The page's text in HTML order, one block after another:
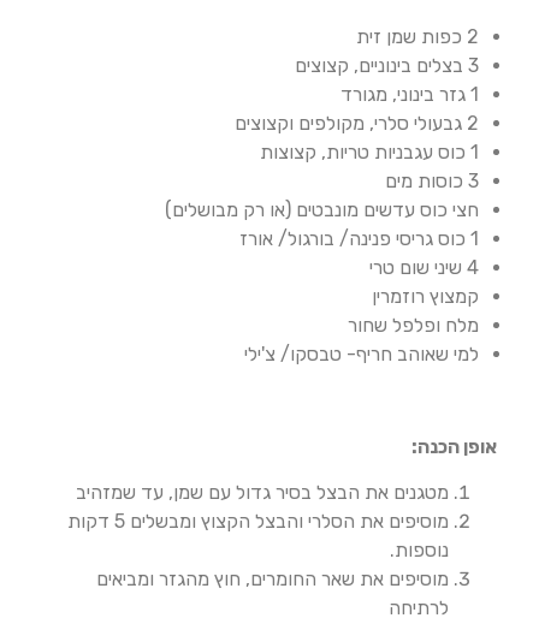
2 כפות שמן זית
3 בצלים בינוניים, קצוצים
1 גזר בינוני, מגורד
2 גבעולי סלרי, מקולפים וקצוצים
1 כוס עגבניות טריות, קצוצות
3 כוסות מים
חצי כוס עדשים מונבטים (או רק מבושלים)
1 כוס גריסי פנינה/ בורגול/ אורז
4 שיני שום טרי
קמצוץ רוזמרין
מלח ופלפל שחור
למי שאוהב חריף- טבסקו/ צ'ילי
אופן הכנה:
מטגנים את הבצל בסיר גדול עם שמן, עד שמזהיב
מוסיפים את הסלרי והבצל הקצוץ ומבשלים 5 דקות
נוספות.
מוסיפים את שאר החומרים, חוץ מהגזר ומביאים
לרתיחה